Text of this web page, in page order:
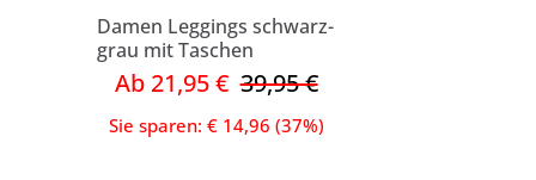
Damen Leggings schwarz-
grau mit Taschen
Ab 21,95 €39,95 €
Sie sparen: € 14,96 (37%)